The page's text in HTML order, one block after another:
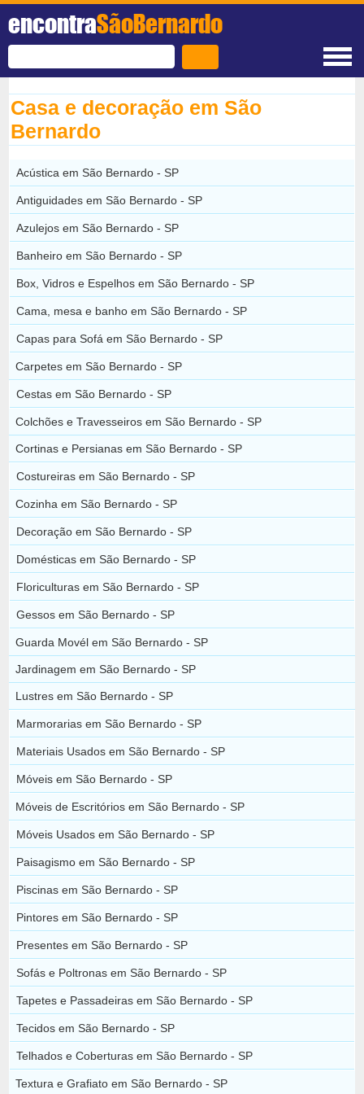
encontraSãoBernardo
Casa e decoração em São
Bernardo
Acústica em São Bernardo - SP
Antiguidades em São Bernardo - SP
Azulejos em São Bernardo - SP
Banheiro em São Bernardo - SP
Box, Vidros e Espelhos em São Bernardo - SP
Cama, mesa e banho em São Bernardo - SP
Capas para Sofá em São Bernardo - SP
Carpetes em São Bernardo - SP
Cestas em São Bernardo - SP
Colchões e Travesseiros em São Bernardo - SP
Cortinas e Persianas em São Bernardo - SP
Costureiras em São Bernardo - SP
Cozinha em São Bernardo - SP
Decoração em São Bernardo - SP
Domésticas em São Bernardo - SP
Floriculturas em São Bernardo - SP
Gessos em São Bernardo - SP
Guarda Movél em São Bernardo - SP
Jardinagem em São Bernardo - SP
Lustres em São Bernardo - SP
Marmorarias em São Bernardo - SP
Materiais Usados em São Bernardo - SP
Móveis em São Bernardo - SP
Móveis de Escritórios em São Bernardo - SP
Móveis Usados em São Bernardo - SP
Paisagismo em São Bernardo - SP
Piscinas em São Bernardo - SP
Pintores em São Bernardo - SP
Presentes em São Bernardo - SP
Sofás e Poltronas em São Bernardo - SP
Tapetes e Passadeiras em São Bernardo - SP
Tecidos em São Bernardo - SP
Telhados e Coberturas em São Bernardo - SP
Textura e Grafiato em São Bernardo - SP